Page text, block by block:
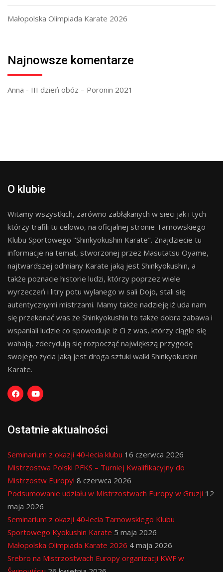
Małopolska Olimpiada Karate 2026
Najnowsze komentarze
Anna - III dzień obóz – Poronin 2021
O klubie
Witamy wszystkich, zarówno zabłąkanych w sieci jak i tych
którzy trafili tu celowo, na oficjalnej stronie Tarnowskiego
Klubu Sportowego "Shinkyokushin Karate". Znajdziecie tu
informacje na temat, stworzonej przez Masutatsu Oyame,
najtwardszej odmiany Karate jaką jest Shinkyokushin, a
także poznacie historie ludzi, którzy poprzez wiele
wyrzeczeń i litry potu wylanego w sali Dojo, stali się
autentycznymi mistrzami. Mamy także nadzieję iż uda nam
się przekonać was że Shinkyokushin to także dobra zabawa i
wspaniali ludzie co spowoduje iż Ci z was, którzy ciągle się
wahają, zdecydują się rozpocząć największą przygodę
swojego życia jaką jest droga sztuki walki Shinkyokushin
Karate.
Ostatnie aktualności
Seminarium z okazji 40-lecia klubu 16 czerwca 2026
Mistrzostwa Polski PFKS – Turniej Kwalifikacyjny do
Mistrzostw Europy! 8 czerwca 2026
Podsumowanie udziału w Mistrzostwach Europy w Gruzji 12
maja 2026
Seminarium z okazji 40-lecia Tarnowskiego Klubu
Sportowego Kyokushin Karate 5 maja 2026
Małopolska Olimpiada Karate 2026 4 maja 2026
Srebro na Mistrzostwach Europy organizacji KWF w